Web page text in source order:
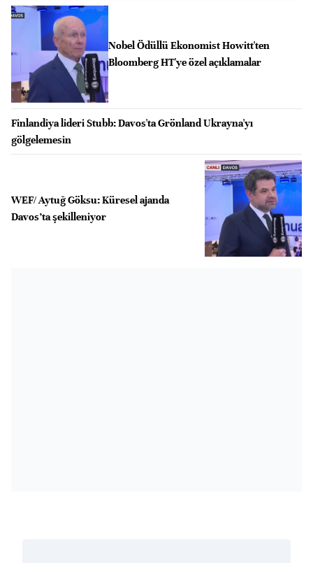
Nobel Ödüllü Ekonomist Howitt'ten
Bloomberg HT'ye özel açıklamalar
Finlandiya lideri Stubb: Davos'ta Grönland Ukrayna'yı
gölgelemesin
WEF/ Aytuğ Göksu: Küresel ajanda
Davos’ta şekilleniyor